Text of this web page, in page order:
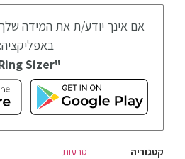
אם אינך יודע/ת את המידה
באפליקציה:
"Ring Sizer"
קטגוריה
טבעות